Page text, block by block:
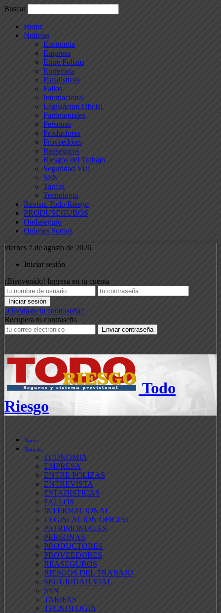
Buscar
Home
Noticias
Economia
Empresa
Entre Polizas
Entrevista
Estadisticas
Fallos
Internacional
Legislacion Oficial
Patrimoniales
Personas
Productores
Proveedores
Reaseguros
Riesgos del Trabajo
Seguridad Vial
SSN
Tarifas
Tecnologia
Revista Todo Riesgo
PRODUSEGUROS
Ondaseguro
Quienes Somos
viernes 7 de agosto de 2026
Iniciar sesión
¡Bienvenido! Ingresa en tu cuenta
¿Olvidaste tu contraseña?
Recupera tu contraseña
Todo
Riesgo
Home
Noticias
ECONOMIA
EMPRESA
ENTRE POLIZAS
ENTREVISTA
ESTADISTICAS
FALLOS
INTERNACIONAL
LEGISLACION OFICIAL
PATRIMONIALES
PERSONAS
PRODUCTORES
PROVEEDORES
REASEGUROS
RIESGOS DEL TRABAJO
SEGURIDAD VIAL
SSN
TARIFAS
TECNOLOGIA